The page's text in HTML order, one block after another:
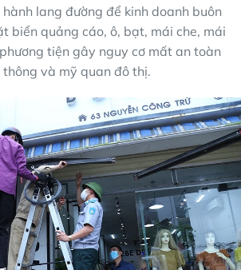
lang đường để kinh doanh buôn
biển quảng cáo, ô, bạt, mái che, mái
tiện gây nguy cơ mất an toàn
và mỹ quan đô thị.